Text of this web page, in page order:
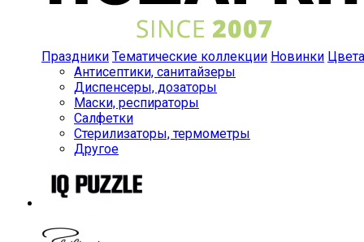
Праздники Тематические коллекции Новинки Цвета
Антисептики, санитайзеры
Диспенсеры, дозаторы
Маски, респираторы
Салфетки
Стерилизаторы, термометры
Другое